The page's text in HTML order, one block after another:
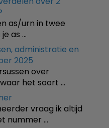
as/urn in twee
as …
administratie en
2025
over
het soort …
vraag ik altijd
nummer …